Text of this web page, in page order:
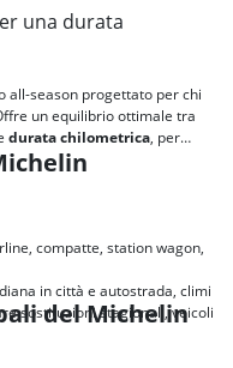
una durata
all-season progettato per chi
un equilibrio ottimale tra
durata chilometrica, per
compatte, station wagon,
in città e autostrada, climi
sostituzioni stagionali, veicoli
del Michelin